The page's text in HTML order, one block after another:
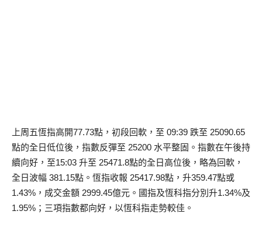
上周五恆指高開77.73點，初段回軟，至 09:39 跌至 25090.65
點的全日低位後，指數反彈至 25200 水平整固。指數在午後持
續向好，至15:03 升至 25471.8點的全日高位後，略為回軟，
全日波幅 381.15點。恆指收報 25417.98點，升359.47點或
1.43%，成交金額 2999.45億元。國指及恆科指分別升1.34%及
1.95%；三項指數都向好，以恆科指走勢較佳。